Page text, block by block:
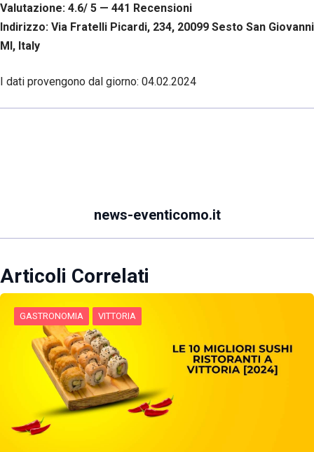
Valutazione: 4.6/ 5 — 441 Recensioni
Indirizzo: Via Fratelli Picardi, 234, 20099 Sesto San Giovanni
MI, Italy
I dati provengono dal giorno: 04.02.2024
news-eventicomo.it
Articoli Correlati
GASTRONOMIA VITTORIA